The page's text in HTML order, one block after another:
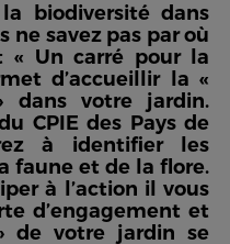
biodiversité dans
ne savez pas par où
« Un carré pour la
d’accueillir la «
dans votre jardin.
CPIE des Pays de
à identifier les
faune et de la flore.
à l’action il vous
d’engagement et
de votre jardin se